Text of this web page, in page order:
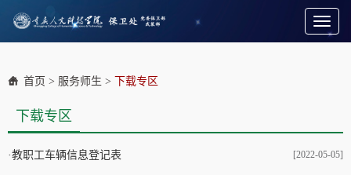
Toggle
首页 > 服务师生 > 下载专区
下载专区
[2022-05-05]
·教职工车辆信息登记表